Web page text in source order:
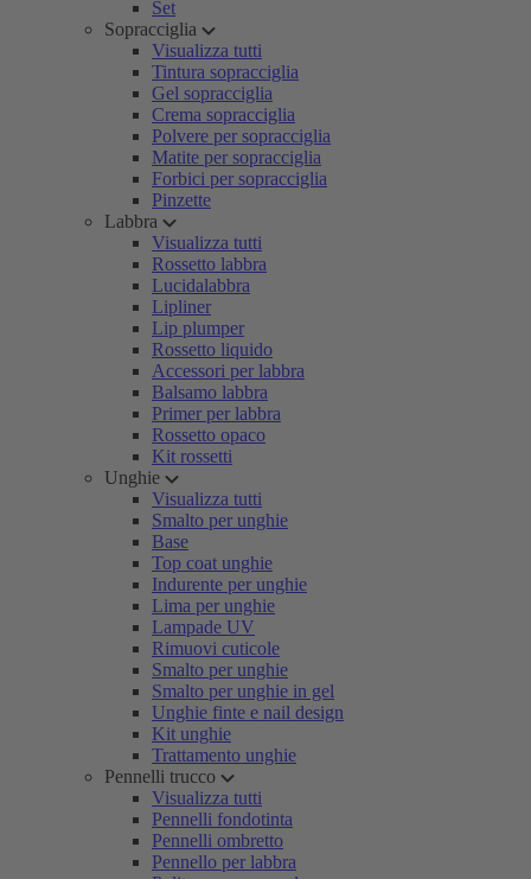
Set
Sopracciglia
Visualizza tutti
Tintura sopracciglia
Gel sopracciglia
Crema sopracciglia
Polvere per sopracciglia
Matite per sopracciglia
Forbici per sopracciglia
Pinzette
Labbra
Visualizza tutti
Rossetto labbra
Lucidalabbra
Lipliner
Lip plumper
Rossetto liquido
Accessori per labbra
Balsamo labbra
Primer per labbra
Rossetto opaco
Kit rossetti
Unghie
Visualizza tutti
Smalto per unghie
Base
Top coat unghie
Indurente per unghie
Lima per unghie
Lampade UV
Rimuovi cuticole
Smalto per unghie
Smalto per unghie in gel
Unghie finte e nail design
Kit unghie
Trattamento unghie
Pennelli trucco
Visualizza tutti
Pennelli fondotinta
Pennelli ombretto
Pennello per labbra